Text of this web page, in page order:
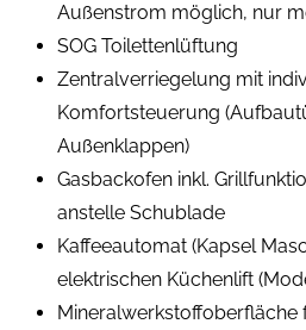
Außenstrom möglich, nur
SOG Toilettenlüftung
Zentralverriegelung mit
Komfortsteuerung
Außenklappen)
Gasbackofen inkl.
anstelle Schublade
Kaffeeautomat (Kapsel
elektrischen Küchenlift